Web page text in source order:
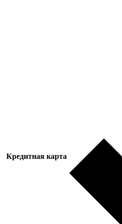
Кредитная карта